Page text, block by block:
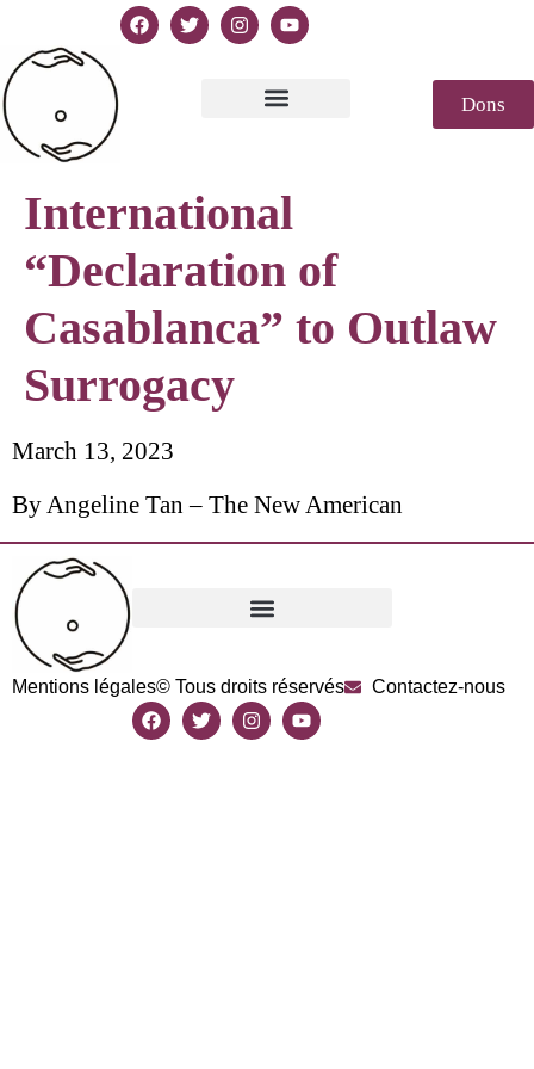
Dons
International
“Declaration of
Casablanca” to Outlaw
Surrogacy
March 13, 2023
By Angeline Tan – The New American
Mentions légales© Tous droits réservés Contactez-nous